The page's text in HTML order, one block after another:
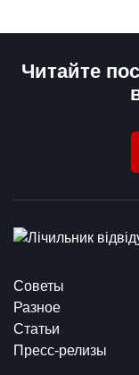
Читайте
Советы
Разное
Статьи
Пресс-релизы